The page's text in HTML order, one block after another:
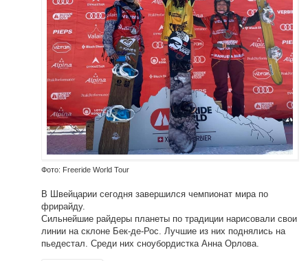
Фото: Freeride World Tour
В Швейцарии сегодня завершился чемпионат мира по
фрирайду.
Сильнейшие райдеры планеты по традиции нарисовали свои
линии на склоне Бек-де-Рос. Лучшие из них поднялись на
пьедестал. Среди них сноубордистка Анна Орлова.